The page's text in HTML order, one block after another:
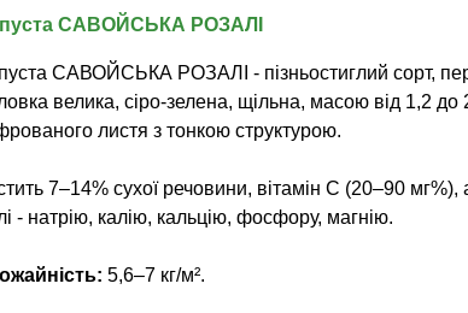
САВОЙСЬКА РОЗАЛІ
САВОЙСЬКА РОЗАЛІ - пізньостиглий сорт,
велика, сіро-зелена, щільна, масою від 1,2 до
листя з тонкою структурою.
7–14% сухої речовини, вітамін С (20–90
- натрію, калію, кальцію, фосфору, магнію.
5,6–7 кг/м².